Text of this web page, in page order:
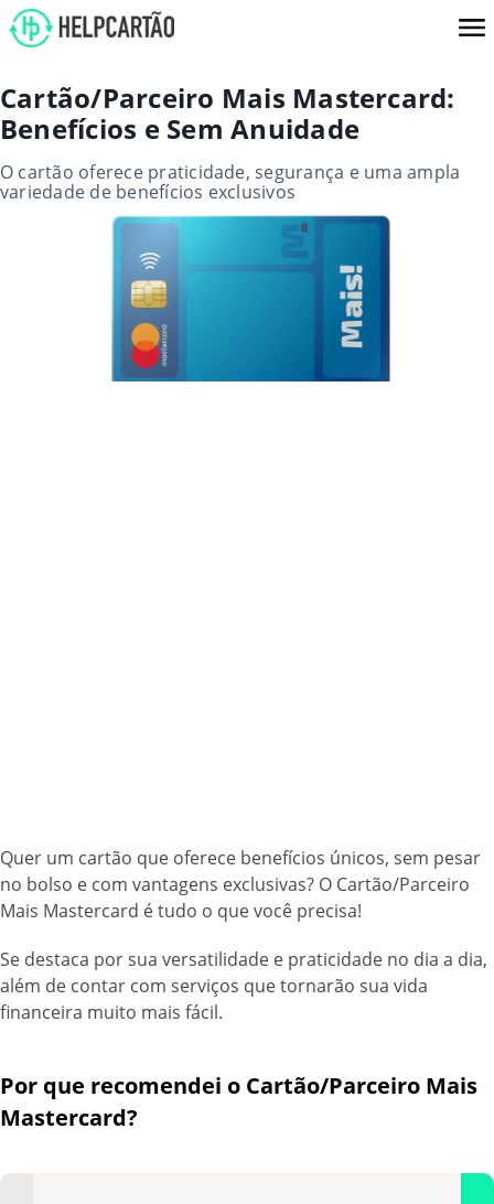
Cartão/Parceiro Mais Mastercard:
Benefícios e Sem Anuidade
O cartão oferece praticidade, segurança e uma ampla
variedade de benefícios exclusivos
Quer um cartão que oferece benefícios únicos, sem pesar
no bolso e com vantagens exclusivas? O Cartão/Parceiro
Mais Mastercard é tudo o que você precisa!
Se destaca por sua versatilidade e praticidade no dia a dia,
além de contar com serviços que tornarão sua vida
financeira muito mais fácil.
Por que recomendei o Cartão/Parceiro Mais
Mastercard?